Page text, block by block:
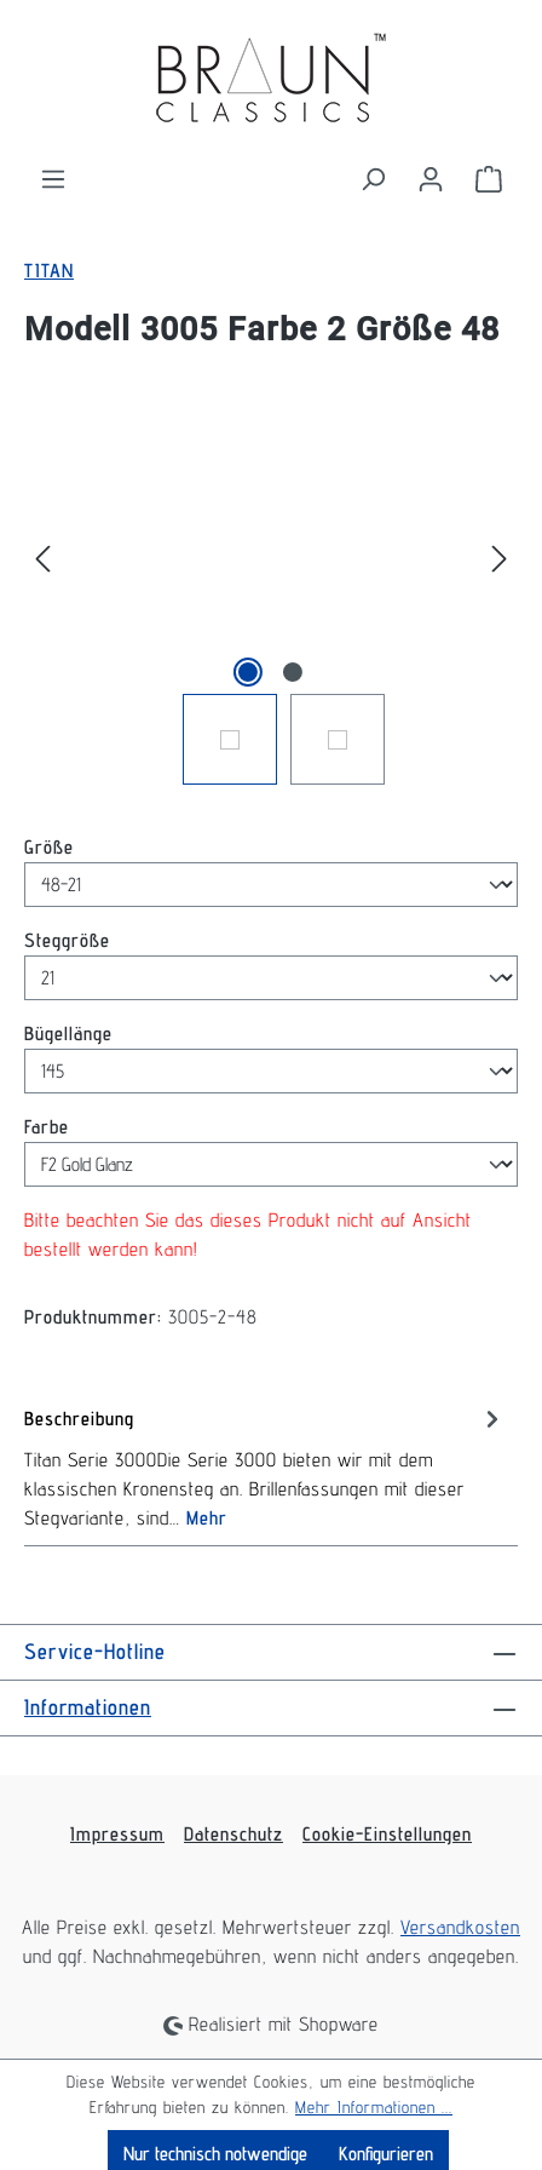
TITAN
Modell 3005 Farbe 2 Größe 48
Größe
Steggröße
Bügellänge
Farbe
Bitte beachten Sie das dieses Produkt nicht auf Ansicht
bestellt werden kann!
Produktnummer: 3005-2-48
Beschreibung
Titan Serie 3000Die Serie 3000 bieten wir mit dem
klassischen Kronensteg an. Brillenfassungen mit dieser
Stegvariante, sind… Mehr
Service-Hotline
Informationen
Impressum Datenschutz Cookie-Einstellungen
Alle Preise exkl. gesetzl. Mehrwertsteuer zzgl. Versandkosten
und ggf. Nachnahmegebühren, wenn nicht anders angegeben.
Realisiert mit Shopware
Diese Website verwendet Cookies, um eine bestmögliche
Erfahrung bieten zu können. Mehr Informationen ...
Nur technisch notwendige Konfigurieren